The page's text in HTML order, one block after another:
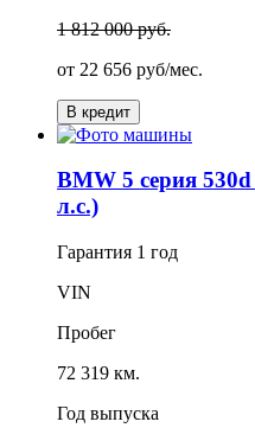
1 812 000 руб.
от 22 656 руб/мес.
В кредит
BMW 5 серия
л.с.)
Гарантия 1 год
VIN
Пробег
72 319 км.
Год выпуска